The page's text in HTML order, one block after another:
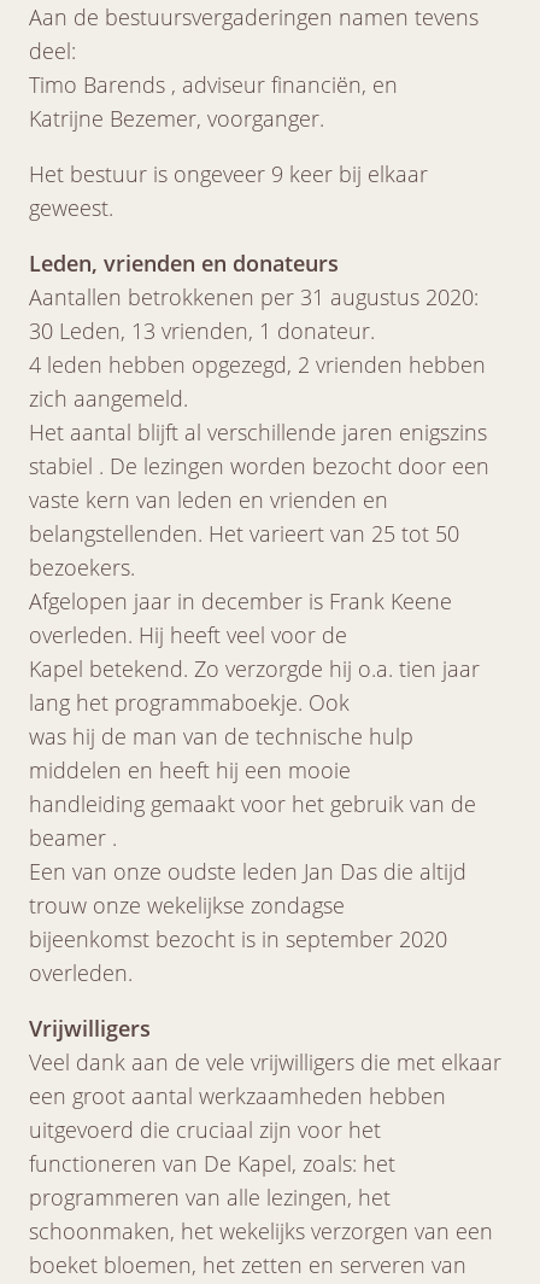
Aan de bestuursvergaderingen namen tevens
deel:
Timo Barends , adviseur financiën, en
Katrijne Bezemer, voorganger.
Het bestuur is ongeveer 9 keer bij elkaar
geweest.
Leden, vrienden en donateurs
Aantallen betrokkenen per 31 augustus 2020:
30 Leden, 13 vrienden, 1 donateur.
4 leden hebben opgezegd, 2 vrienden hebben
zich aangemeld.
Het aantal blijft al verschillende jaren enigszins
stabiel . De lezingen worden bezocht door een
vaste kern van leden en vrienden en
belangstellenden. Het varieert van 25 tot 50
bezoekers.
Afgelopen jaar in december is Frank Keene
overleden. Hij heeft veel voor de
Kapel betekend. Zo verzorgde hij o.a. tien jaar
lang het programmaboekje. Ook
was hij de man van de technische hulp
middelen en heeft hij een mooie
handleiding gemaakt voor het gebruik van de
beamer .
Een van onze oudste leden Jan Das die altijd
trouw onze wekelijkse zondagse
bijeenkomst bezocht is in september 2020
overleden.
Vrijwilligers
Veel dank aan de vele vrijwilligers die met elkaar
een groot aantal werkzaamheden hebben
uitgevoerd die cruciaal zijn voor het
functioneren van De Kapel, zoals: het
programmeren van alle lezingen, het
schoonmaken, het wekelijks verzorgen van een
boeket bloemen, het zetten en serveren van